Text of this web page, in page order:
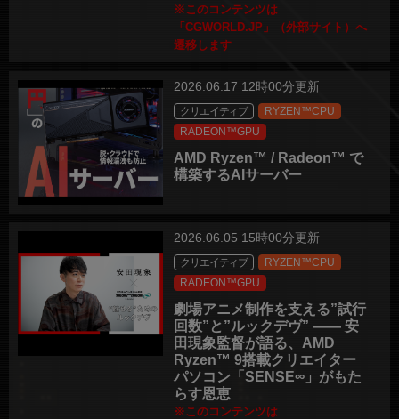
※このコンテンツは
「CGWORLD.JP」（外部サイト）へ
遷移します
2026.06.17 12時00分更新
クリエイティブ
RYZEN™CPU
RADEON™GPU
AMD Ryzen™ / Radeon™ で
構築するAIサーバー
2026.06.05 15時00分更新
クリエイティブ
RYZEN™CPU
RADEON™GPU
劇場アニメ制作を支える”試行
回数”と”ルックデヴ” ―― 安
田現象監督が語る、AMD
Ryzen™ 9搭載クリエイター
パソコン「SENSE∞」がもた
らす恩恵
※このコンテンツは